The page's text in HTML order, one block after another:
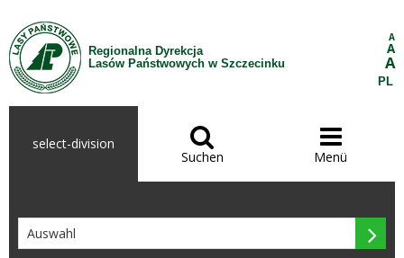
Zum Inhalt wechseln
Regionalna Dyrekcja
Lasów Państwowych w Szczecinku
A
A
A
PL
select-division 
Suchen

Menü
